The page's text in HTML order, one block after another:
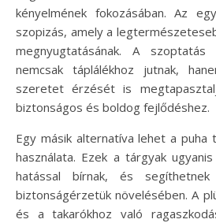
kényelmének fokozásában. Az
szopizás, amely a
megnyugtatásának. A
nemcsak táplálékhoz jutnak,
szeretet érzését is
biztonságos és boldog fejlődéshez.
Egy másik alternatíva lehet a puha
használata. Ezek a tárgyak
hatással bírnak, és
biztonságérzetük növelésében. A
és a takarókhoz való